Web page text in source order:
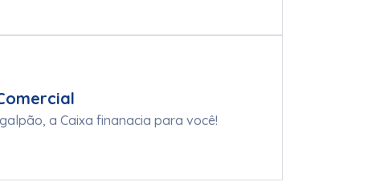
a Caixa finanacia para você!